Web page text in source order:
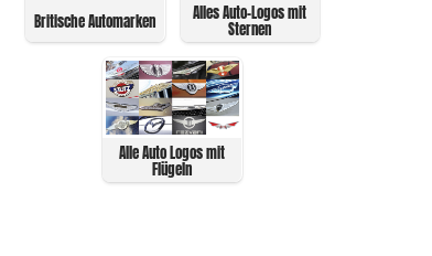
Britische Automarken Alles Auto-Logos mit
Sternen
Alle Auto Logos mit
Flügeln